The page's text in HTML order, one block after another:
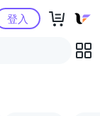
心
登入